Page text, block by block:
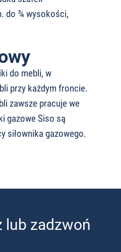
do ¾ wysokości,
do mebli, w
przy każdym froncie.
zawsze pracuje we
gazowe Siso są
siłownika gazowego.
lub zadzwoń